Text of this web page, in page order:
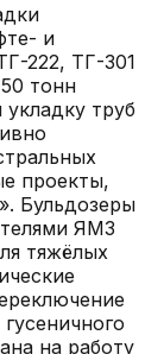
и
222, ТГ-301
тонн
труб
проекты,
Бульдозеры
ЯМЗ
тяжёлых
на работу